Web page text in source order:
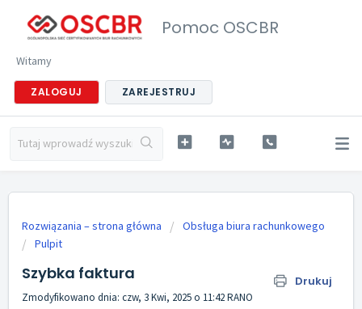
Pomoc OSCBR
Witamy
ZALOGUJ ZAREJESTRUJ
Rozwiązania – strona główna
Obsługa biura rachunkowego
Pulpit
Szybka faktura Drukuj
Zmodyfikowano dnia: czw, 3 Kwi, 2025 o 11:42 RANO